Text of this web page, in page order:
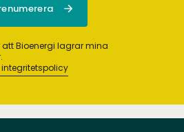
Bioenergi lagrar mina